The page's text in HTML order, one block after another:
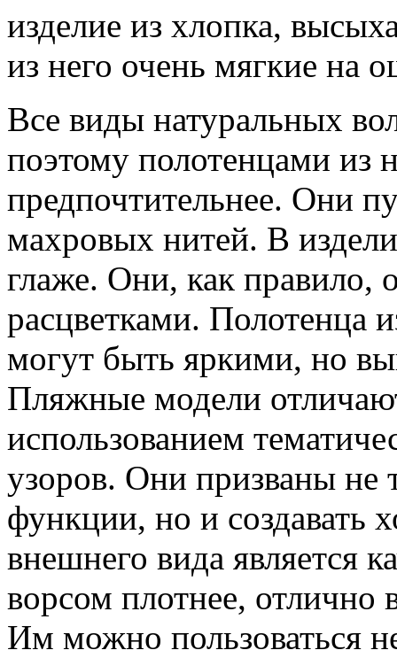
изделие из хлопка,
из него очень мягкие на
Все виды натуральных
поэтому полотенцами из
предпочтительнее. Они
махровых нитей. В
глаже. Они, как правило,
расцветками. Полотенца
могут быть яркими, но
Пляжные модели
использованием
узоров. Они призваны не
функции, но и создавать
внешнего вида является
ворсом плотнее, отлично
Им можно пользоваться